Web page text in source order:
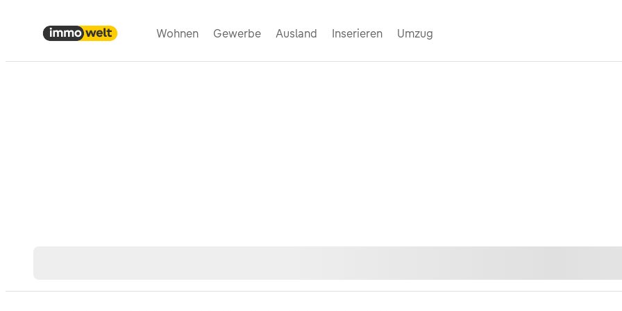
Wohnen Gewerbe Ausland Inserieren Umzug